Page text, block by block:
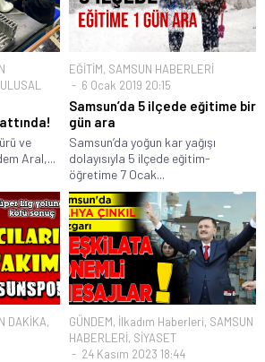
ULUSAL
ve
Aral,...
EĞİTİM, SAMSUN HABERLERİ
6 Ocak 2019 20:15
Samsun’da 5 ilçede eğitime bir
gün ara
Samsun’da yoğun kar yağışı
dolayısıyla 5 ilçede eğitim-
öğretime 7 Ocak...
DAKİKA,
GÜNDEM, İlkadım Haberleri, SAMSUN
HABERLERİ, SİYASET
24 Kasım 2023 18:44